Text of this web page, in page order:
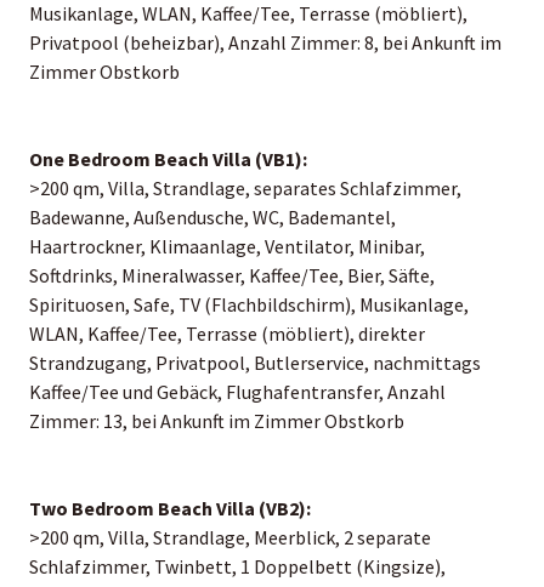
Musikanlage, WLAN, Kaffee/Tee, Terrasse (möbliert),
Privatpool (beheizbar), Anzahl Zimmer: 8, bei Ankunft im
Zimmer Obstkorb
One Bedroom Beach Villa (VB1):
>200 qm, Villa, Strandlage, separates Schlafzimmer,
Badewanne, Außendusche, WC, Bademantel,
Haartrockner, Klimaanlage, Ventilator, Minibar,
Softdrinks, Mineralwasser, Kaffee/Tee, Bier, Säfte,
Spirituosen, Safe, TV (Flachbildschirm), Musikanlage,
WLAN, Kaffee/Tee, Terrasse (möbliert), direkter
Strandzugang, Privatpool, Butlerservice, nachmittags
Kaffee/Tee und Gebäck, Flughafentransfer, Anzahl
Zimmer: 13, bei Ankunft im Zimmer Obstkorb
Two Bedroom Beach Villa (VB2):
>200 qm, Villa, Strandlage, Meerblick, 2 separate
Schlafzimmer, Twinbett, 1 Doppelbett (Kingsize),